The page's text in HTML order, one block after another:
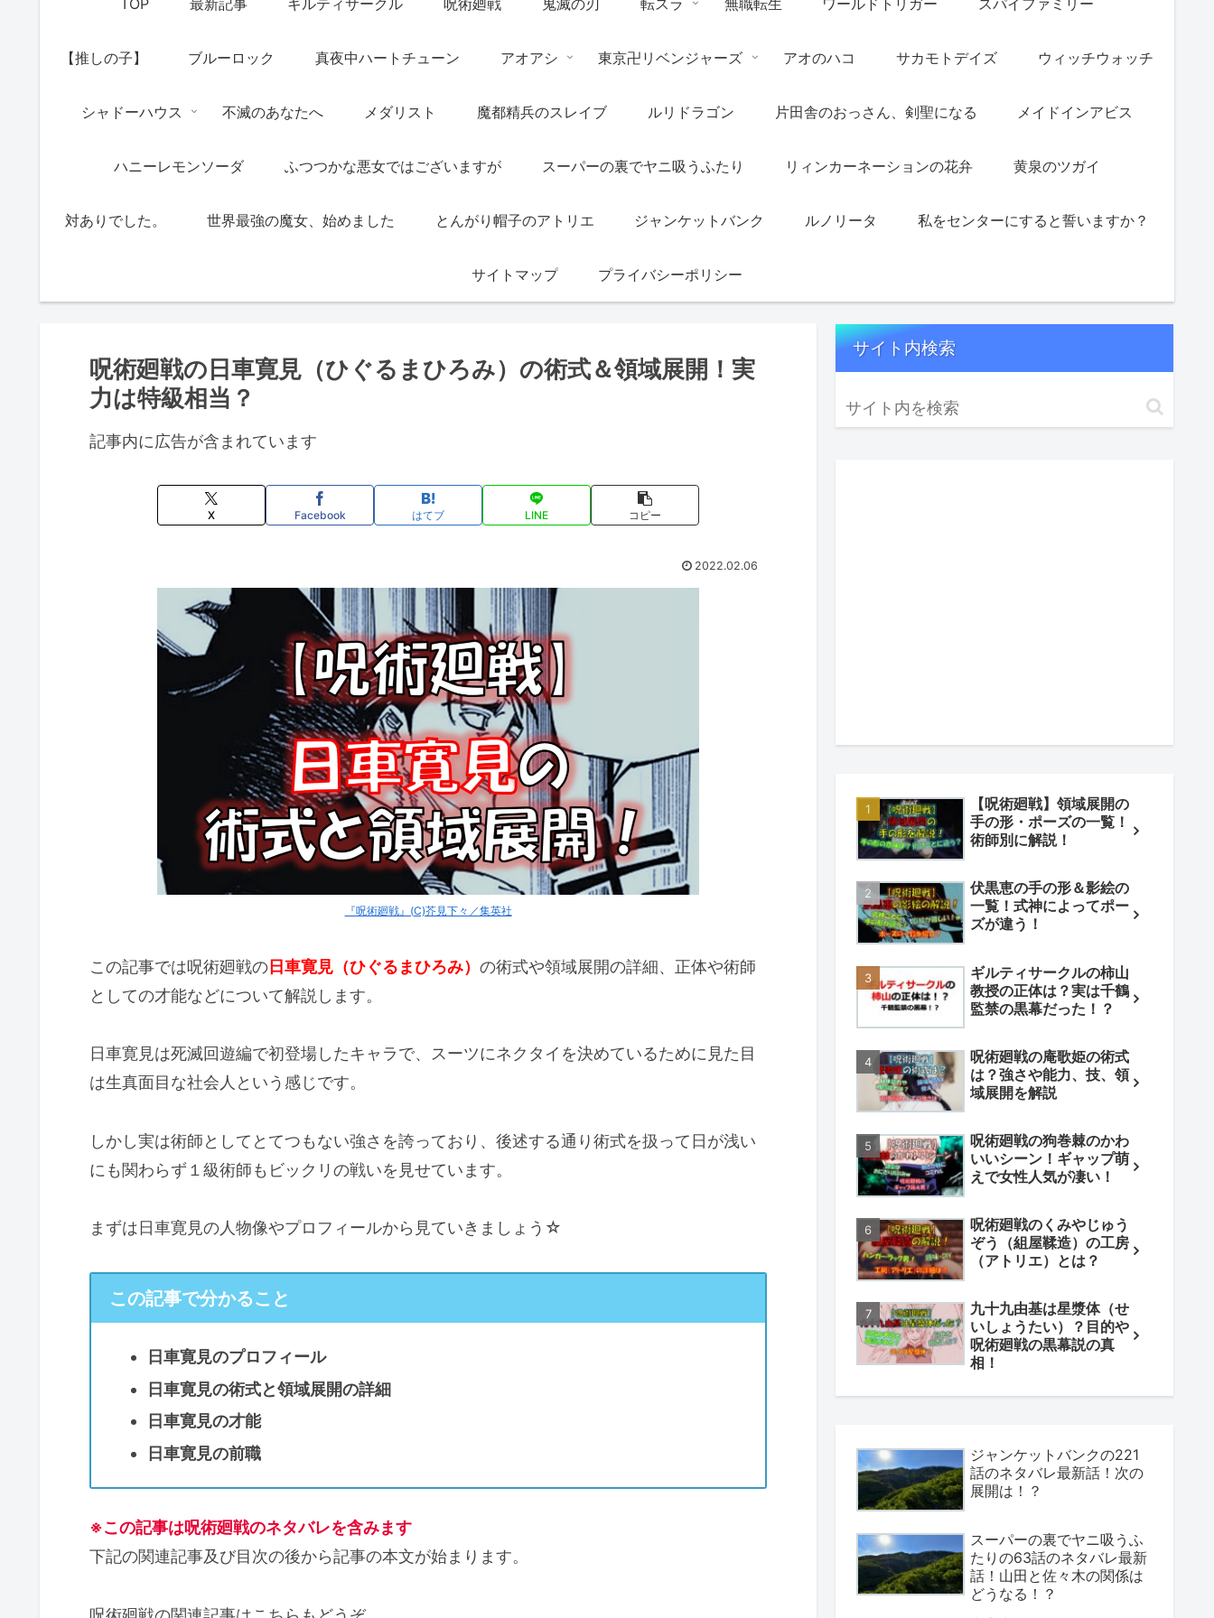
【推しの子】 ブルーロック 真夜中ハートチューン アオアシ 東京卍リベンジャーズ アオのハコ サカモトデイズ ウィッチウォッチ
シャドーハウス 不滅のあなたへ メダリスト 魔都精兵のスレイブ ルリドラゴン 片田舎のおっさん、剣聖になる メイドインアビス
ハニーレモンソーダ ふつつかな悪女ではございますが スーパーの裏でヤニ吸うふたり リィンカーネーションの花弁 黄泉のツガイ
対ありでした。 世界最強の魔女、始めました とんがり帽子のアトリエ ジャンケットバンク ルノリータ 私をセンターにすると誓いますか？
サイトマップ プライバシーポリシー
呪術廻戦の日車寛見（ひぐるまひろみ）の術式＆領域展開！実
力は特級相当？
記事内に広告が含まれています
X Facebook はてブ LINE コピー
2022.02.06
『呪術廻戦』(C)芥見下々／集英社
この記事では呪術廻戦の日車寛見（ひぐるまひろみ） の術式や領域展開の詳細、正体や術師
としての才能などについて解説します。
日車寛見は死滅回遊編で初登場したキャラで、スーツにネクタイを決めているために見た目
は生真面目な社会人という感じです。
しかし実は術師としてとてつもない強さを誇っており、後述する通り術式を扱って日が浅い
にも関わらず１級術師もビックリの戦いを見せています。
まずは日車寛見の人物像やプロフィールから見ていきましょう☆
この記事で分かること
日車寛見のプロフィール
日車寛見の術式と領域展開の詳細
日車寛見の才能
日車寛見の前職
※この記事は呪術廻戦のネタバレを含みます
下記の関連記事及び目次の後から記事の本文が始まります。
サイト内検索
【呪術廻戦】領域展開の
手の形・ポーズの一覧！
術師別に解説！
伏黒恵の手の形＆影絵の
一覧！式神によってポー
ズが違う！
ギルティサークルの柿山
教授の正体は？実は千鶴
監禁の黒幕だった！？
呪術廻戦の庵歌姫の術式
は？強さや能力、技、領
域展開を解説
呪術廻戦の狗巻棘のかわ
いいシーン！ギャップ萌
えで女性人気が凄い！
呪術廻戦のくみやじゅう
ぞう（組屋鞣造）の工房
（アトリエ）とは？
九十九由基は星漿体（せ
いしょうたい）？目的や
呪術廻戦の黒幕説の真
相！
ジャンケットバンクの221
話のネタバレ最新話！次の
展開は！？
スーパーの裏でヤニ吸うふ
たりの63話のネタバレ最新
話！山田と佐々木の関係は
どうなる！？